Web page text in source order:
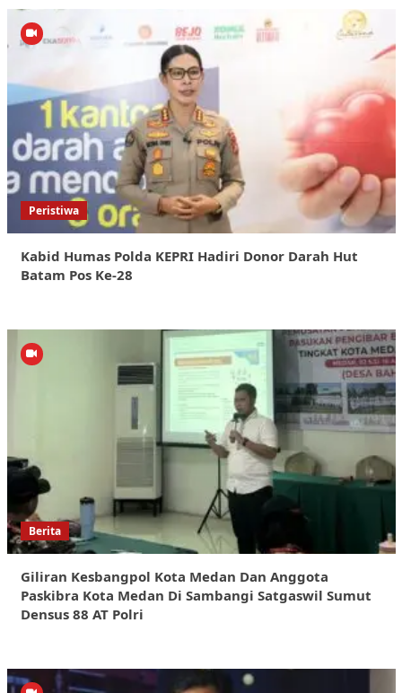
Peristiwa
Kabid Humas Polda KEPRI Hadiri Donor Darah Hut
Batam Pos Ke-28
Berita
Giliran Kesbangpol Kota Medan Dan Anggota
Paskibra Kota Medan Di Sambangi Satgaswil Sumut
Densus 88 AT Polri